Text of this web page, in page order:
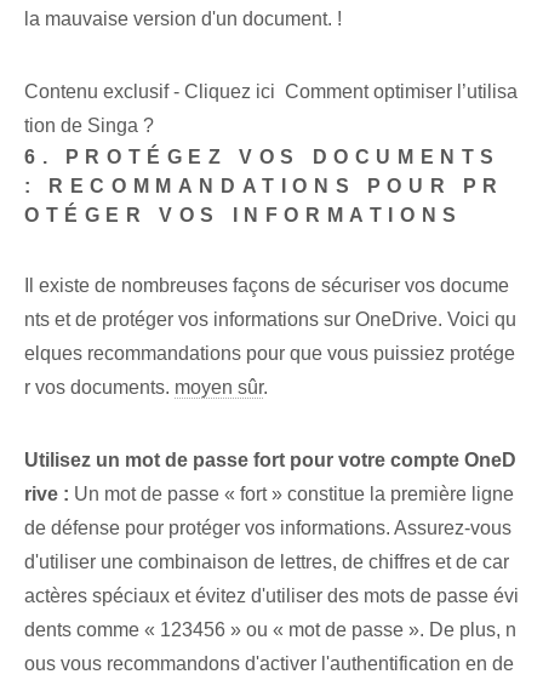
la mauvaise version d'un document. !
Contenu exclusif - Cliquez ici Comment optimiser l’utilisa
tion de Singa ?
6. PROTÉGEZ VOS DOCUMENTS
: RECOMMANDATIONS POUR PR
OTÉGER VOS INFORMATIONS
Il existe de nombreuses façons de sécuriser vos docume
nts et de protéger vos informations sur OneDrive. Voici qu
elques recommandations pour que vous puissiez protége
r vos documents. moyen sûr.
Utilisez un mot de passe fort pour votre compte OneD
rive : Un mot de passe « fort » constitue la première ligne
de défense pour protéger vos informations. Assurez-vous
d'utiliser une combinaison de lettres, de chiffres et de car
actères spéciaux et évitez d'utiliser des mots de passe évi
dents comme « 123456 » ou « mot de passe ». De plus, n
ous vous recommandons d'activer l'authentification en de